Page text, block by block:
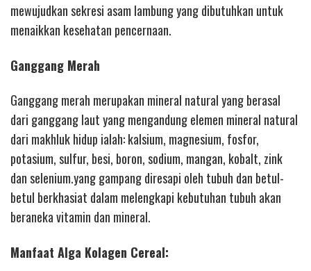
mewujudkan sekresi asam lambung yang dibutuhkan untuk
menaikkan kesehatan pencernaan.
Ganggang Merah
Ganggang merah merupakan mineral natural yang berasal
dari ganggang laut yang mengandung elemen mineral natural
dari makhluk hidup ialah: kalsium, magnesium, fosfor,
potasium, sulfur, besi, boron, sodium, mangan, kobalt, zink
dan selenium.yang gampang diresapi oleh tubuh dan betul-
betul berkhasiat dalam melengkapi kebutuhan tubuh akan
beraneka vitamin dan mineral.
Manfaat Alga Kolagen Cereal: